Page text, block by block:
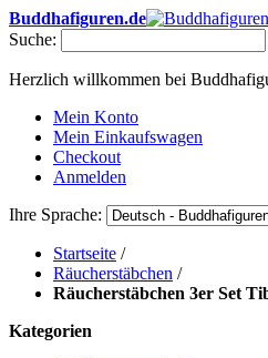
Buddhafiguren.de
Suche:
Herzlich willkommen bei
Mein Konto
Mein Einkaufswagen
Checkout
Anmelden
Ihre Sprache:
Startseite /
Räucherstäbchen /
Räucherstäbchen 3er Set
Kategorien